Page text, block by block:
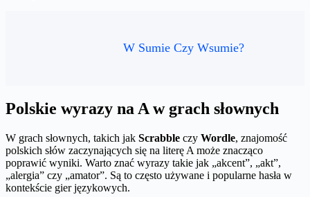
W Sumie Czy Wsumie?
Polskie wyrazy na A w grach słownych
W grach słownych, takich jak Scrabble czy Wordle, znajomość
polskich słów zaczynających się na literę A może znacząco
poprawić wyniki. Warto znać wyrazy takie jak „akcent”, „akt”,
„alergia” czy „amator”. Są to często używane i popularne hasła w
kontekście gier językowych.